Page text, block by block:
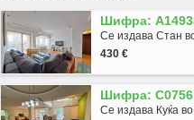
Шифра:
Се издава Стан
430 €
Шифра: C0756
Се издава Куќа